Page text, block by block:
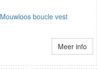
Mouwloos boucle vest
Meer info